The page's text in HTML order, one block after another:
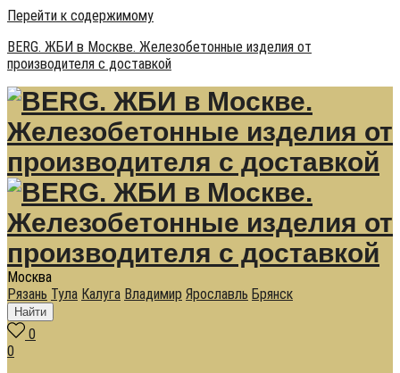
Перейти к содержимому
BERG. ЖБИ в Москве. Железобетонные изделия от
производителя с доставкой
Москва
Рязань Тула Калуга Владимир Ярославль Брянск
Найти
0
0